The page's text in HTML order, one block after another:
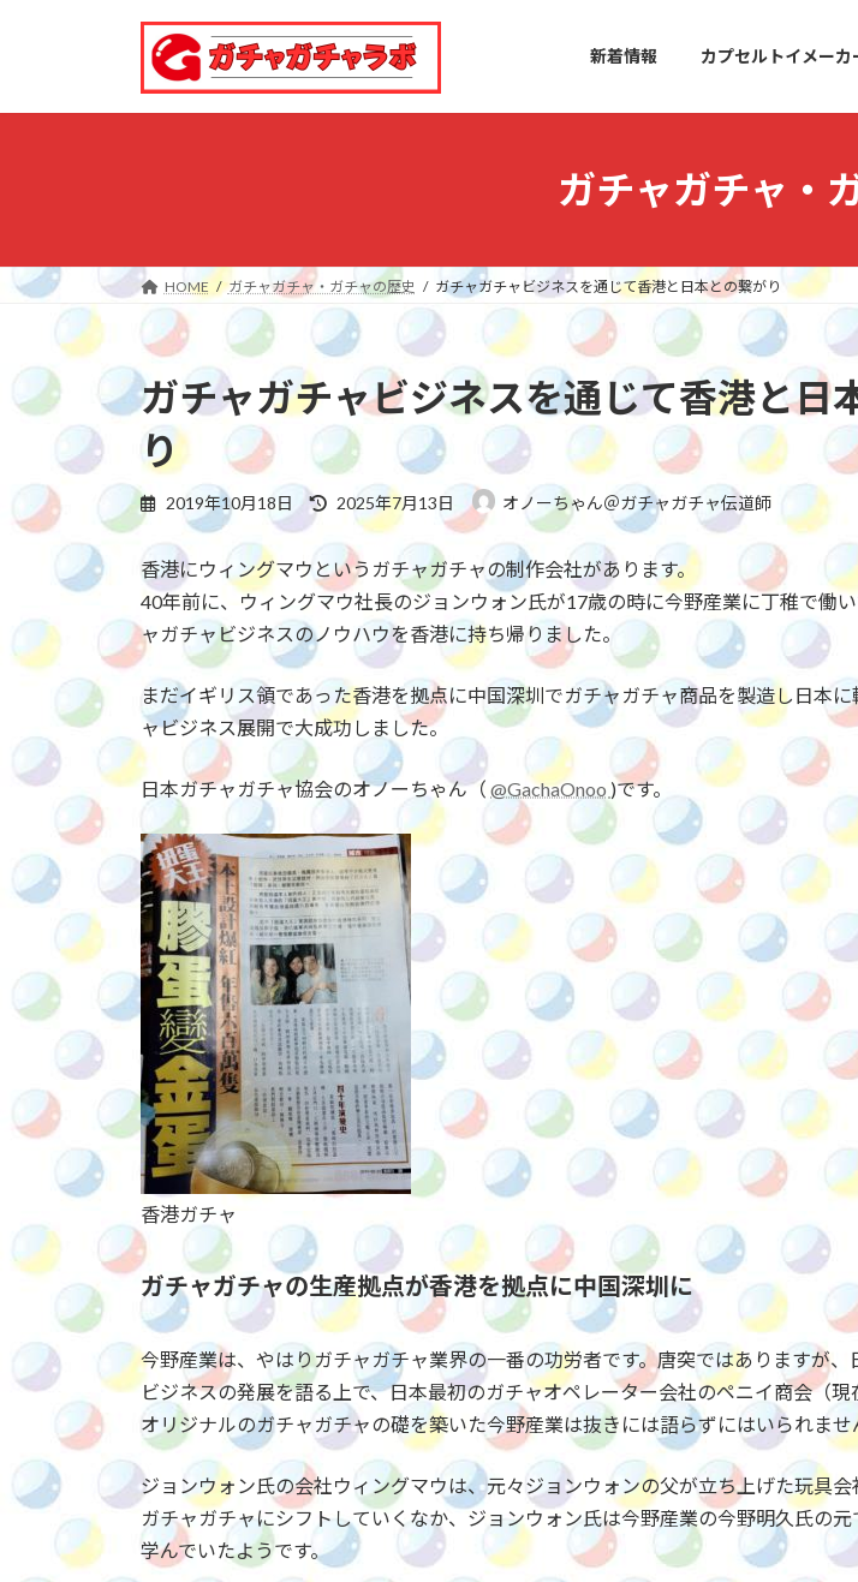
プ
動
新着情報 カプセルトイメーカ
ガチャガチャ・
HOME ガチャガチャ・ガチャの歴史 ガチャガチャビジネスを通じて香港と日本との繋がり
ガチャガチャビジネスを通じて香港と日
り
2019年10月18日
最
更
新
日
:
2025年7月13日 オノーちゃん＠ガチャガチャ伝道師
香港にウィングマウというガチャガチャの制作会社があります。
40年前に、ウィングマウ社長のジョンウォン氏が17歳の時に今野産業に丁稚で働
ャガチャビジネスのノウハウを香港に持ち帰りました。
まだイギリス領であった香港を拠点に中国深圳でガチャガチャ商品を製造し日本
ャビジネス展開で大成功しました。
日本ガチャガチャ協会のオノーちゃん（ @GachaOnoo )です。
香港ガチャ
ガチャガチャの生産拠点が香港を拠点に中国深圳に
今野産業は、やはりガチャガチャ業界の一番の功労者です。唐突ではありますが、
ビジネスの発展を語る上で、日本最初のガチャオペレーター会社のペニイ商会（
オリジナルのガチャガチャの礎を築いた今野産業は抜きには語らずにはいられませ
ジョンウォン氏の会社ウィングマウは、元々ジョンウォンの父が立ち上げた玩具会
ガチャガチャにシフトしていくなか、ジョンウォン氏は今野産業の今野明久氏の
学んでいたようです。